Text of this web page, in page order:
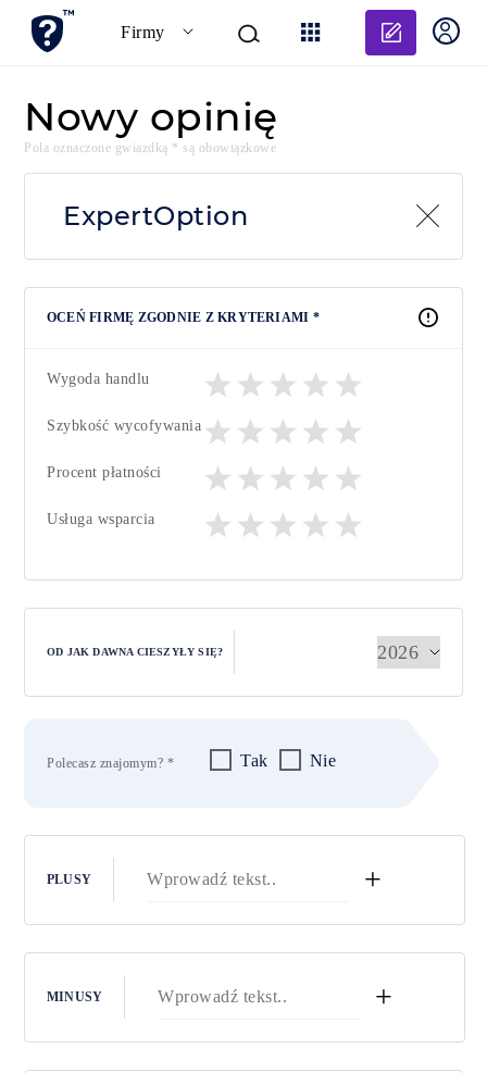
Firmy
Dodaj
Nowy opinię
Pola oznaczone gwiazdką * są obowiązkowe
ExpertOption
OCEŃ FIRMĘ ZGODNIE Z KRYTERIAMI *
Wygoda handlu
Szybkość wycofywania
Procent płatności
Usługa wsparcia
OD JAK DAWNA CIESZYŁY SIĘ?
Polecasz znajomym? * Tak Nie
PLUSY +
MINUSY +